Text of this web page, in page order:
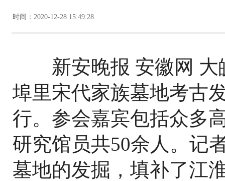
时间：2020-12-28 15:49:28
新安晚报 安徽网 大
埠里宋代家族墓地考古
行。参会嘉宾包括众多
研究馆员共50余人。记
墓地的发掘，填补了江